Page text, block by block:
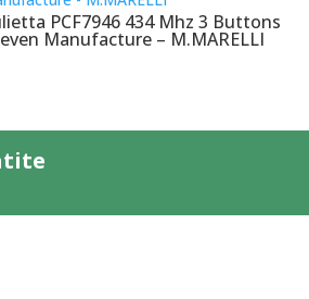
PCF7946 434 Mhz 3 Buttons
Manufacture – M.MARELLI